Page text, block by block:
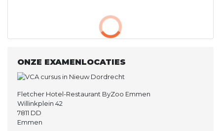
ONZE EXAMENLOCATIES
Fletcher Hotel-Restaurant ByZoo Emmen
Willinkplein 42
7811 DD
Emmen